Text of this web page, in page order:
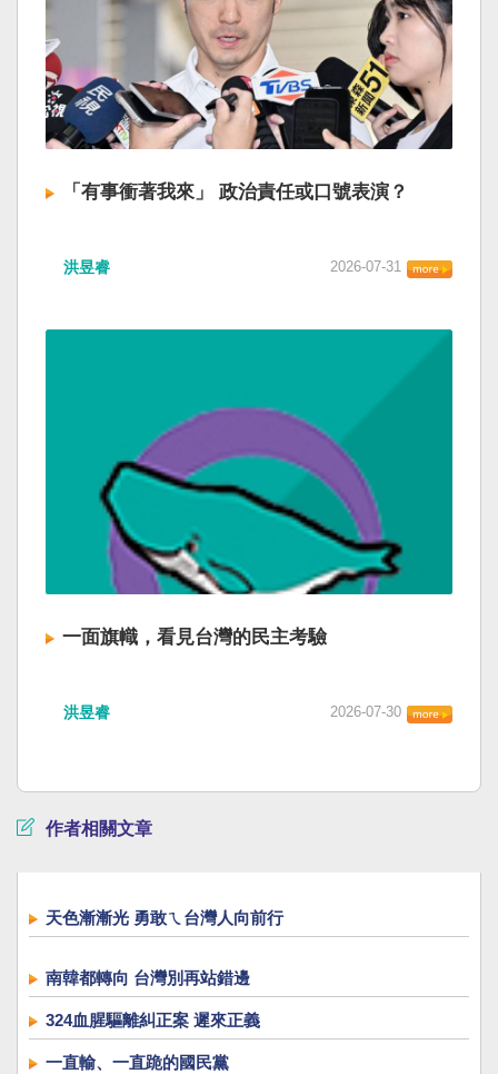
「有事衝著我來」 政治責任或口號表演？
洪昱睿 2026-07-31
一面旗幟，看見台灣的民主考驗
洪昱睿 2026-07-30
作者相關文章
天色漸漸光 勇敢ㄟ台灣人向前行
南韓都轉向 台灣別再站錯邊
324血腥驅離糾正案 遲來正義
一直輸、一直跪的國民黨